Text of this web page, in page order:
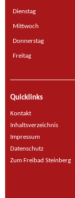
Dienstag
Mittwoch
Donnerstag
Freitag
Quicklinks
Kontakt
Inhaltsverzeichnis
Impressum
Datenschutz
Zum Freibad Steinberg